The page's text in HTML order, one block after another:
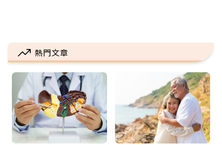
熱門文章